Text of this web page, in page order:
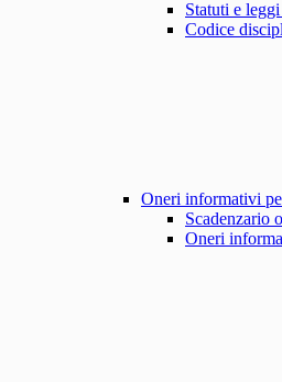
Statuti e
Codice
Oneri informativi
Scadenzario
Oneri